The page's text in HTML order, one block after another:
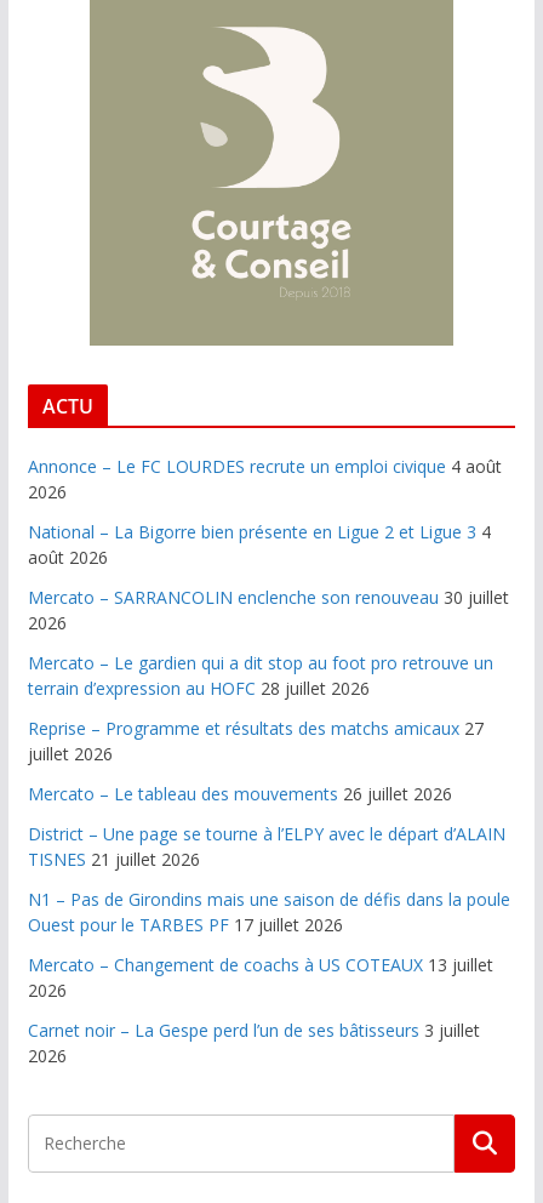
ACTU
Annonce – Le FC LOURDES recrute un emploi civique 4 août
2026
National – La Bigorre bien présente en Ligue 2 et Ligue 3 4
août 2026
Mercato – SARRANCOLIN enclenche son renouveau 30 juillet
2026
Mercato – Le gardien qui a dit stop au foot pro retrouve un
terrain d’expression au HOFC 28 juillet 2026
Reprise – Programme et résultats des matchs amicaux 27
juillet 2026
Mercato – Le tableau des mouvements 26 juillet 2026
District – Une page se tourne à l’ELPY avec le départ d’ALAIN
TISNES 21 juillet 2026
N1 – Pas de Girondins mais une saison de défis dans la poule
Ouest pour le TARBES PF 17 juillet 2026
Mercato – Changement de coachs à US COTEAUX 13 juillet
2026
Carnet noir – La Gespe perd l’un de ses bâtisseurs 3 juillet
2026